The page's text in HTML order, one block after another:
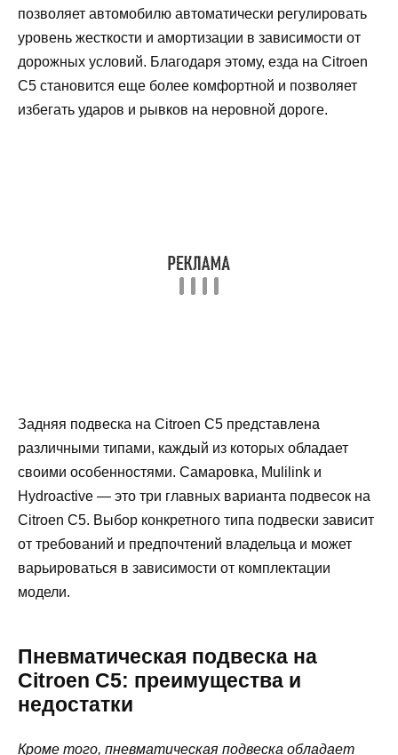
позволяет автомобилю автоматически регулировать
уровень жесткости и амортизации в зависимости от
дорожных условий. Благодаря этому, езда на Citroen
C5 становится еще более комфортной и позволяет
избегать ударов и рывков на неровной дороге.
Задняя подвеска на Citroen C5 представлена
различными типами, каждый из которых обладает
своими особенностями. Самаровка, Mulilink и
Hydroactive — это три главных варианта подвесок на
Citroen C5. Выбор конкретного типа подвески зависит
от требований и предпочтений владельца и может
варьироваться в зависимости от комплектации
модели.
Пневматическая подвеска на
Citroen C5: преимущества и
недостатки
Кроме того, пневматическая подвеска обладает